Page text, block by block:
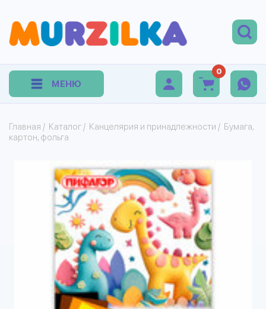
МЕНЮ
0
Главная / Каталог / Канцелярия и принадлежности / Бумага,
картон, фольга